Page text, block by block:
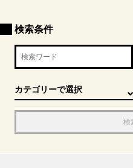
検索条件
検